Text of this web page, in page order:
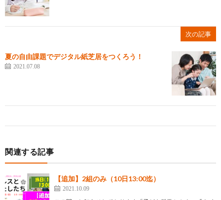
次の記事
夏の自由課題でデジタル紙芝居をつくろう！
2021.07.08
関連する記事
【追加】2組のみ（10日13:00迄）
2021.10.09